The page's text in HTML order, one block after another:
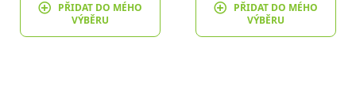
PŘIDAT DO MÉHO
VÝBĚRU
PŘIDAT DO MÉHO
VÝBĚRU